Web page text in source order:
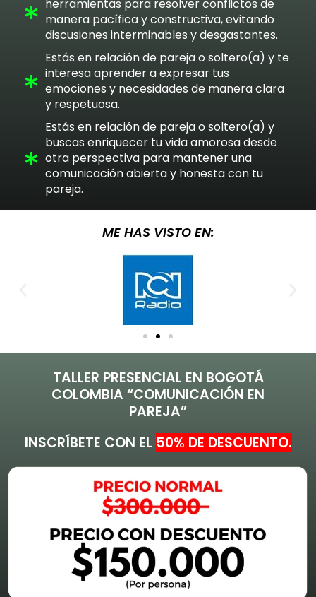
herramientas para resolver conflictos de
manera pacífica y constructiva, evitando
discusiones interminables y desgastantes.
Estás en relación de pareja o soltero(a) y te
interesa aprender a expresar tus
emociones y necesidades de manera clara
y respetuosa.
Estás en relación de pareja o soltero(a) y
buscas enriquecer tu vida amorosa desde
otra perspectiva para mantener una
comunicación abierta y honesta con tu
pareja.
ME HAS VISTO EN:
TALLER PRESENCIAL EN BOGOTÁ
COLOMBIA “COMUNICACIÓN EN
PAREJA”
INSCRÍBETE CON EL 50% DE DESCUENTO.